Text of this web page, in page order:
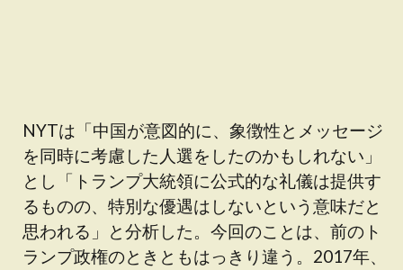
NYTは「中国が意図的に、象徴性とメッセージ
を同時に考慮した人選をしたのかもしれない」
とし「トランプ大統領に公式的な礼儀は提供す
るものの、特別な優遇はしないという意味だと
思われる」と分析した。今回のことは、前のト
ランプ政権のときともはっきり違う。2017年、